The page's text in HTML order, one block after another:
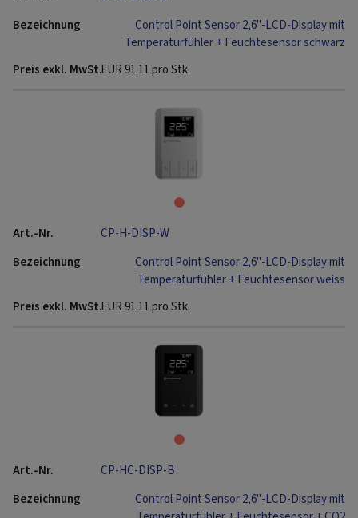
Control Point Sensor 2,6"-LCD-Display mit
Temperaturfühler + Feuchtesensor schwarz
EUR91.11pro Stk.
CP-H-DISP-W
Control Point Sensor 2,6"-LCD-Display mit
Temperaturfühler + Feuchtesensor weiss
EUR91.11pro Stk.
CP-HC-DISP-B
Control Point Sensor 2,6"-LCD-Display mit